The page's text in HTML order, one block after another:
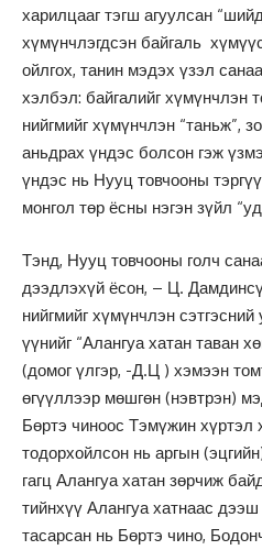
харилцааг тэгш агуулсан
хүмүнчлэгдсэн байгаль
ойлгох, танин мэдэх үзэл
хэлбэл: байгалийг хүмүнчлэн
нийгмийг хүмүнчлэн “таньж”,
аньдрах үндэс болсон гэж
үндэс нь Нууц товчооны
монгол төр ёсны нэгэн зүйл
Тэнд, Нууц товчооны голч
дээдлэхүй ёсон, – Ц.
нийгмийг хүмүнчлэн
үүнийг “Алангуа хатан таван
(домог үлгэр, -Д.Ц ) хэмээн
өгүүллээр мөшгөн (нэвтрэн)
Бөртэ чиноос Тэмүжин хүртэл
тодорхойлсон нь аргын
гагц Алангуа хатан зөрчиж
тийнхүү Алангуа хатнаас
тасарсан нь Бөртэ чино,